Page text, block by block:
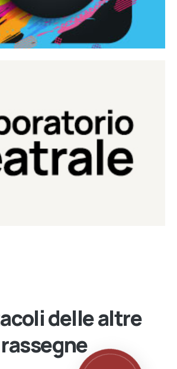
Teatrale
teatro del Teatro Eduardo de Filippo
Continua
delle altre
rassegne